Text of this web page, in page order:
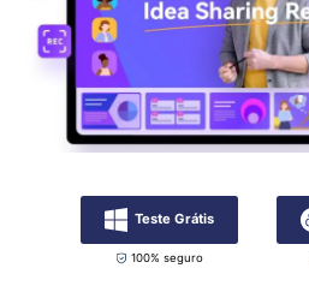
Teste Grátis
100% seguro